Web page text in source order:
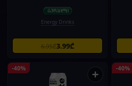
Energy Drinks
6.95₾3.99₾
-40% + -40%